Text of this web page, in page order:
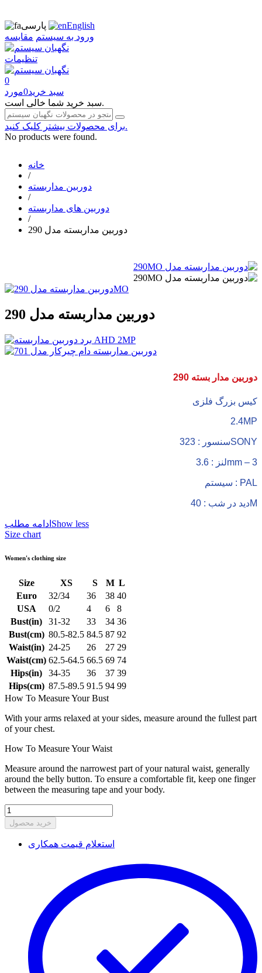
پارسی
English
ورود به سیستم مقایسه
تنظیمات
0
سبد خرید0مورد
سبد خرید شما خالی است.
برای محصولات بیشتر کلیک کنید.
No products were found.
خانه
/
دوربین مداربسته
/
دوربین های مداربسته
/
دوربین مداربسته مدل 290
دوربین مداربسته مدل 290
دوربین مدار بسته 290
کیس بزرگ فلزی
2.4MP
سنسور : 323SONY
لنز : 3.6mm – 3
سیستم : PAL
دید در شب : 40M
ادامه مطلب Show less
Size chart
Women's clothing size
Size XS S M L
Euro
32/34 36 38 40
USA
0/2 4 6
8
Bust(in)
31-32 33 34 36
Bust(cm) 80.5-82.5 84.5 87 92
Waist(in) 24-25 26 27 29
Waist(cm) 62.5-64.5 66.5 69 74
Hips(in)
34-35 36 37 39
Hips(cm) 87.5-89.5 91.5 94 99
How To Measure Your Bust
With your arms relaxed at your sides, measure around the fullest part
of your chest.
How To Measure Your Waist
Measure around the narrowest part of your natural waist, generally
around the belly button. To ensure a comfortable fit, keep one finger
between the measuring tape and your body.
خرید محصول
استعلام قیمت همکاری